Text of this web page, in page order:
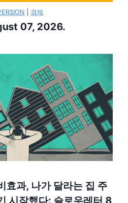
경제
07, 2026.
효과, 나가 달라는 집 주
시작했다: 슬로우레터 8